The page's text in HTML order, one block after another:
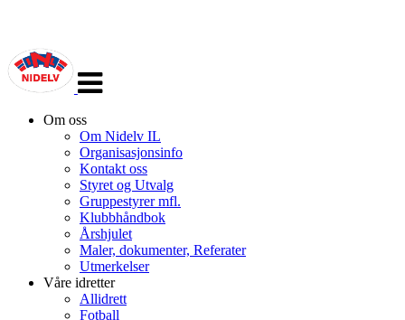
navigasjon
Om oss
Om Nidelv IL
Organisasjonsinfo
Kontakt oss
Styret og Utvalg
Gruppestyrer mfl.
Klubbhåndbok
Årshjulet
Maler, dokumenter, Referater
Utmerkelser
Våre idretter
Allidrett
Fotball